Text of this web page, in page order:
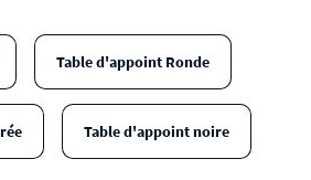
Table d'appoint Ronde
Table d'appoint noire